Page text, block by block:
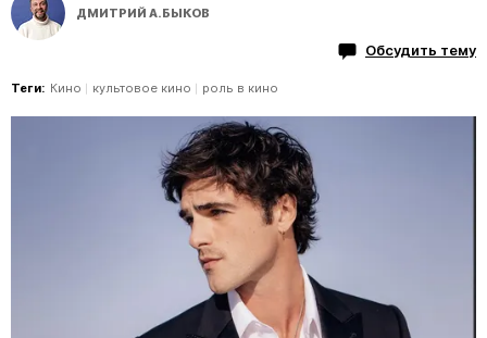
ДМИТРИЙ А.БЫКОВ
Обсудить тему
Теги: Кино культовое кино роль в кино